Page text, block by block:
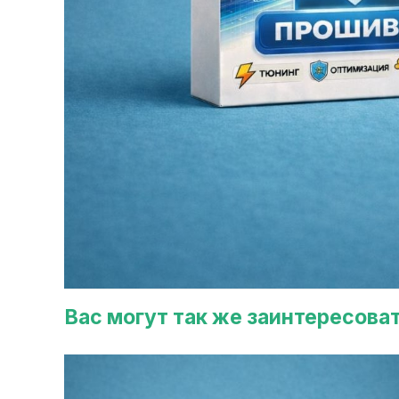
Вас могут так же